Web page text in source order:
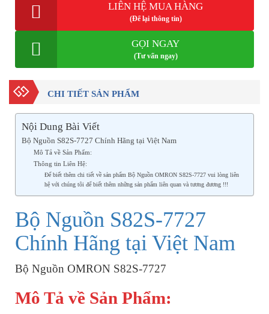
LIÊN HỆ MUA HÀNG
(Để lại thông tin)
GỌI NGAY
(Tư vấn ngay)
CHI TIẾT SẢN PHẨM
Nội Dung Bài Viết
Bộ Nguồn S82S-7727 Chính Hãng tại Việt Nam
Mô Tả về Sản Phẩm:
Thông tin Liên Hệ:
Để biết thêm chi tiết về sản phẩm Bộ Nguồn OMRON S82S-7727 vui lòng liên
hệ với chúng tôi để biết thêm những sản phẩm liên quan và tương đương !!!
Bộ Nguồn S82S-7727
Chính Hãng tại Việt Nam
Bộ Nguồn OMRON S82S-7727
Mô Tả về Sản Phẩm: